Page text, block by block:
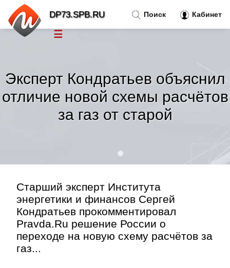
Эксперт Кондратьев объяснил
отличие новой схемы расчётов
за газ от старой
Старший эксперт Института
энергетики и финансов Сергей
Кондратьев прокомментировал
Pravda.Ru решение России о
переходе на новую схему расчётов за
газ...
Поиск Кабинет
DP73.SPB.RU
☰
Тренды новостей »